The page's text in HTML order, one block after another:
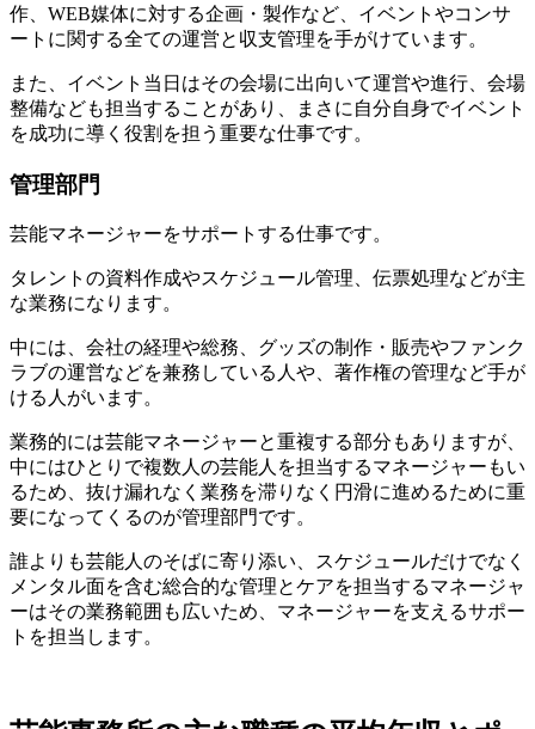
作、WEB媒体に対する企画・製作など、イベントやコンサ
ートに関する全ての運営と収支管理を手がけています。
また、イベント当日はその会場に出向いて運営や進行、会場
整備なども担当することがあり、まさに自分自身でイベント
を成功に導く役割を担う重要な仕事です。
管理部門
芸能マネージャーをサポートする仕事です。
タレントの資料作成やスケジュール管理、伝票処理などが主
な業務になります。
中には、会社の経理や総務、グッズの制作・販売やファンク
ラブの運営などを兼務している人や、著作権の管理など手が
ける人がいます。
業務的には芸能マネージャーと重複する部分もありますが、
中にはひとりで複数人の芸能人を担当するマネージャーもい
るため、抜け漏れなく業務を滞りなく円滑に進めるために重
要になってくるのが管理部門です。
誰よりも芸能人のそばに寄り添い、スケジュールだけでなく
メンタル面を含む総合的な管理とケアを担当するマネージャ
ーはその業務範囲も広いため、マネージャーを支えるサポー
トを担当します。